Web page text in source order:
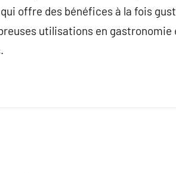
offre des bénéfices à la fois
utilisations en